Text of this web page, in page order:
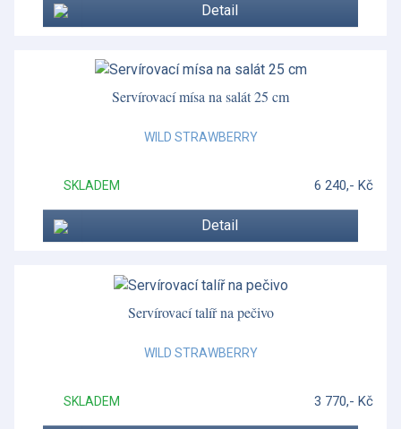
Detail
Servírovací mísa na salát 25 cm
WILD STRAWBERRY
SKLADEM 6 240,- Kč
Detail
Servírovací talíř na pečivo
WILD STRAWBERRY
SKLADEM 3 770,- Kč